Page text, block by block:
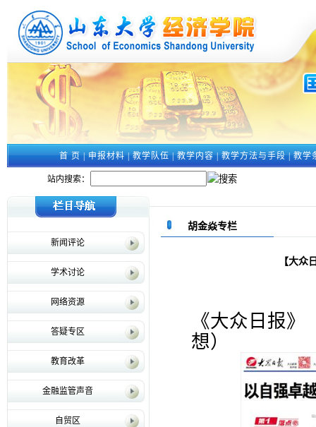
首 页|申报材料|教学队伍|教学内容|教学方法与手段|教学
站内搜索：
新闻评论
学术讨论
网络资源
答疑专区
教育改革
金融监管声音
自贸区
胡金焱专栏
【大众
《大众日报》
想）